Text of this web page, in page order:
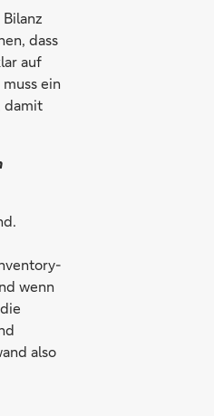
dass
auf
ein
damit
wenn
also